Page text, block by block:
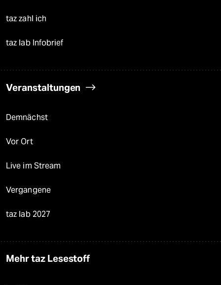
taz zahl ich
taz lab Infobrief
Veranstaltungen
Demnächst
Vor Ort
Live im Stream
Vergangene
taz lab 2027
Mehr taz Lesestoff